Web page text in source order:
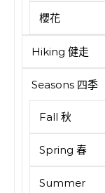
櫻花
Hiking 健走
Seasons 四季
Fall 秋
Spring 春
Summer